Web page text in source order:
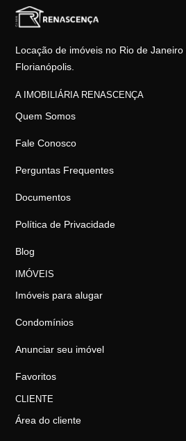
Locação de imóveis no Rio de
Florianópolis.
A IMOBILIÁRIA RENASCENÇA
Quem Somos
Fale Conosco
Perguntas Frequentes
Documentos
Política de Privacidade
Blog
IMÓVEIS
Imóveis para alugar
Condomínios
Anunciar seu imóvel
Favoritos
CLIENTE
Área do cliente